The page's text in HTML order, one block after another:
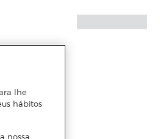
lhe
hábitos
nossa